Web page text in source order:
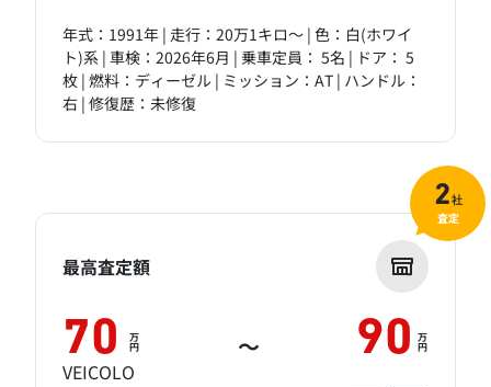
年式：1991年 | 走行：20万1キロ～ | 色：白(ホワイ
ト)系 | 車検：2026年6月 | 乗車定員： 5名 | ドア： 5
枚 | 燃料：ディーゼル | ミッション：AT | ハンドル：
右 | 修復歴：未修復
最高査定額
70 万
円 ～ 90 万
円
VEICOLO
2社
査定